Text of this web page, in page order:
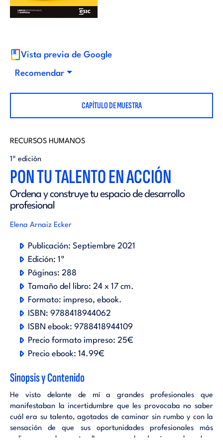
d
r
i
a
l
o
r
a
Vista previa de Google
Recomendar
CAPÍTULO DE MUESTRA
RECURSOS HUMANOS
1ª edición
PON TU TALENTO EN ACCIÓN
Ordena y construye tu espacio de desarrollo
profesional
Elena Arnaiz Ecker
Publicación: Septiembre 2021
Edición: 1ª
Páginas: 288
Tamaño del libro: 24 x 17 cm.
Formato: impreso ebook.
ISBN: 9788418944062
ISBN ebook: 9788418944109
Precio formato impreso: 25€
Precio ebook: 14.99€
Sinopsis y Contenido
He visto delante de mí a grandes profesionales que
manifestaban la incertidumbre que les provocaba no saber
cuál era su talento, agotados de caminar sin rumbo y con la
sensación de que sus oportunidades profesionales más
valiosas pasaban ante ellos porque «los demás» no lograban